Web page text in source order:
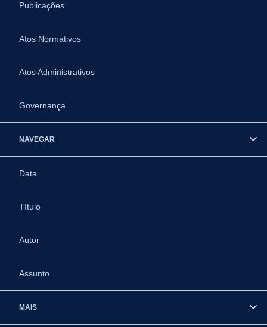
Publicações
Atos Normativos
Atos Administrativos
Governança
NAVEGAR
Data
Título
Autor
Assunto
MAIS